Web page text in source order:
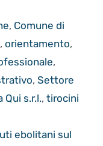
, Comune di
, orientamento,
,
, Settore
Qui s.r.l., tirocini
ebolitani sul